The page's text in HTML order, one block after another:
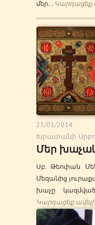
մեր… Կարդացեք
23/01/2014
Խրատանի
Մեր
Սբ. Թեոփան
Մեզանից
խաչը
Կարդացեք